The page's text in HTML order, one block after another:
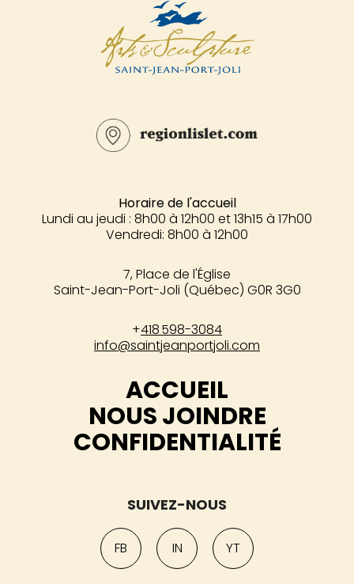
Horaire de l'accueil
Lundi au jeudi : 8h00 à 12h00 et 13h15 à 17h00
Vendredi: 8h00 à 12h00
7, Place de l'Église
Saint-Jean-Port-Joli (Québec) G0R 3G0
+418 598-3084
info@saintjeanportjoli.com
ACCUEIL
NOUS JOINDRE
CONFIDENTIALITÉ
SUIVEZ-NOUS
FB IN YT